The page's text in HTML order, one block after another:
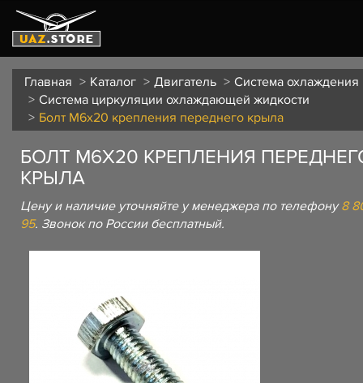
Главная Каталог Двигатель
Система охлаждения
Система циркуляции охлаждающей жидкости
Болт М6х20 крепления переднего крыла
БОЛТ М6Х20 КРЕПЛЕНИЯ
КРЫЛА
Цену и наличие уточняйте у менеджера по телефону8
95. Звонок по России бесплатный.